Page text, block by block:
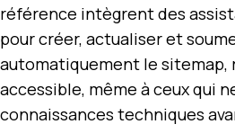
référence intègrent des
pour créer, actualiser et
automatiquement le
accessible, même à ceux qui
connaissances techniques